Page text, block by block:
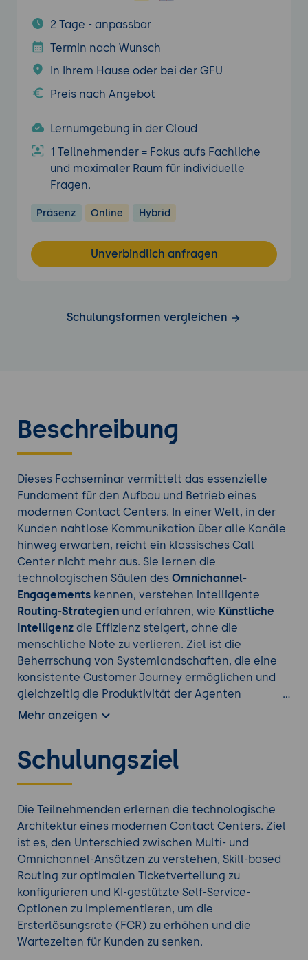
2 Tage - anpassbar
Termin nach Wunsch
In Ihrem Hause oder bei der GFU
Preis nach Angebot
Lernumgebung in der Cloud
1 Teilnehmender = Fokus aufs Fachliche
und maximaler Raum für individuelle
Fragen.
Präsenz Online Hybrid
Unverbindlich anfragen
Schulungsformen vergleichen
Beschreibung
Dieses Fachseminar vermittelt das essenzielle
Fundament für den Aufbau und Betrieb eines
modernen Contact Centers. In einer Welt, in der
Kunden nahtlose Kommunikation über alle Kanäle
hinweg erwarten, reicht ein klassisches Call
Center nicht mehr aus. Sie lernen die
technologischen Säulen des Omnichannel-
Engagementskennen, verstehen intelligente
Routing-Strategienund erfahren, wie Künstliche
Intelligenzdie Effizienz steigert, ohne die
menschliche Note zu verlieren. Ziel ist die
Beherrschung von Systemlandschaften, die eine
konsistente Customer Journey ermöglichen und
gleichzeitig die Produktivität der Agenten
maximieren.
durch bessere Tools und einer herausragenden
Customer Experience, die Kunden langfristig an die
Durchstöbern Sie auch unsere anderenKI Kurse.
Mehr anzeigen
Schulungsziel
Die Teilnehmenden erlernen die technologische
Architektur eines modernen Contact Centers. Ziel
ist es, den Unterschied zwischen Multi- und
Omnichannel-Ansätzen zu verstehen, Skill-based
Routing zur optimalen Ticketverteilung zu
konfigurieren und KI-gestützte Self-Service-
Optionen zu implementieren, um die
Ersterlösungsrate (FCR) zu erhöhen und die
Wartezeiten für Kunden zu senken.